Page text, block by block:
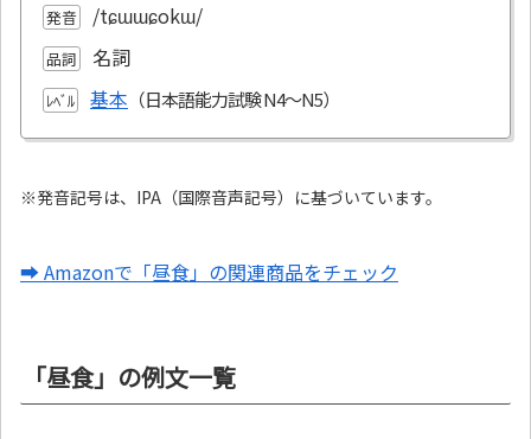
発音 /tɕɯɯɕokɯ/
品詞 名詞
ﾚﾍﾞﾙ 基本
※発音記号は、IPA（国際音声記号）に基づいています。
➡ Amazonで「昼食」の関連商品をチェック
「昼食」の例文一覧